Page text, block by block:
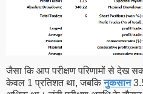
जैसा कि आप परीक्षण परिणामों से देख
केवल 1 प्रतिशत था, जबकिनुकसान